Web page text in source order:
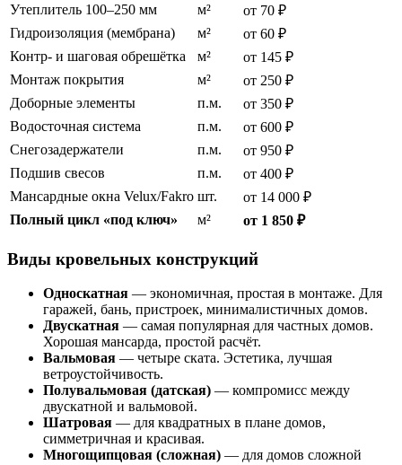
Утеплитель 100–250 мм
м²
от 70 ₽
Гидроизоляция (мембрана)
м²
от 60 ₽
Контр- и шаговая обрешётка
м²
от 145 ₽
Монтаж покрытия
м²
от 250 ₽
Доборные элементы
п.м.
от 350 ₽
Водосточная система
п.м.
от 600 ₽
Снегозадержатели
п.м.
от 950 ₽
Подшив свесов
п.м.
от 400 ₽
Мансардные окна Velux/Fakro шт.
от 14 000 ₽
Полный цикл «под ключ»
м² от 1 850 ₽
Виды кровельных конструкций
Односкатная — экономичная, простая в монтаже. Для
гаражей, бань, пристроек, минималистичных домов.
Двускатная — самая популярная для частных домов.
Хорошая мансарда, простой расчёт.
Вальмовая — четыре ската. Эстетика, лучшая
ветроустойчивость.
Полувальмовая (датская) — компромисс между
двускатной и вальмовой.
Шатровая — для квадратных в плане домов,
симметричная и красивая.
Многощипцовая (сложная) — для домов сложной